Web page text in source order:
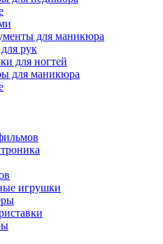
для маникюра
рук
для ногтей
для маникюра
игрушки